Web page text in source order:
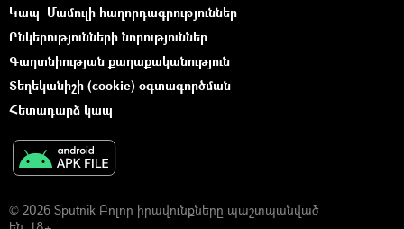
Կապ Մամուլի հաղորդագրություններ
Ընկերությունների նորություններ
Գաղտնիության քաղաքականություն
Տեղեկանիշի (cookie) օգտագործման
Հետադարձ կապ
© 2026 Sputnik Բոլոր իրավունքները պաշտպանված